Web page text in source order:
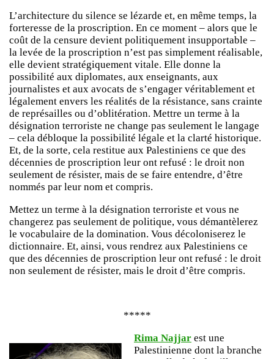
L’architecture du silence se lézarde et, en même temps, la
forteresse de la proscription. En ce moment – alors que le
coût de la censure devient politiquement insupportable –
la levée de la proscription n’est pas simplement réalisable,
elle devient stratégiquement vitale. Elle donne la
possibilité aux diplomates, aux enseignants, aux
journalistes et aux avocats de s’engager véritablement et
légalement envers les réalités de la résistance, sans crainte
de représailles ou d’oblitération. Mettre un terme à la
désignation terroriste ne change pas seulement le langage
– cela débloque la possibilité légale et la clarté historique.
Et, de la sorte, cela restitue aux Palestiniens ce que des
décennies de proscription leur ont refusé : le droit non
seulement de résister, mais de se faire entendre, d’être
nommés par leur nom et compris.
Mettez un terme à la désignation terroriste et vous ne
changerez pas seulement de politique, vous démantèlerez
le vocabulaire de la domination. Vous décoloniserez le
dictionnaire. Et, ainsi, vous rendrez aux Palestiniens ce
que des décennies de proscription leur ont refusé : le droit
non seulement de résister, mais le droit d’être compris.
*****
Rima Najjar est une
Palestinienne dont la branche